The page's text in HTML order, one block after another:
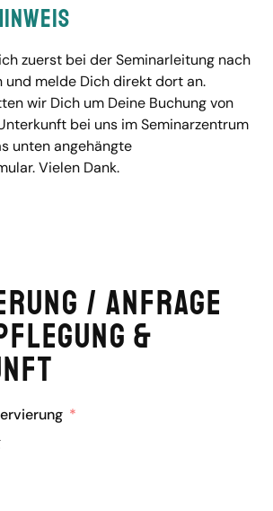
zuerst bei der Seminarleitung nach
und melde Dich direkt dort an.
wir Dich um Deine Buchung von
bei uns im Seminarzentrum
unten angehängte
Vielen Dank.
/ Anfrage
&